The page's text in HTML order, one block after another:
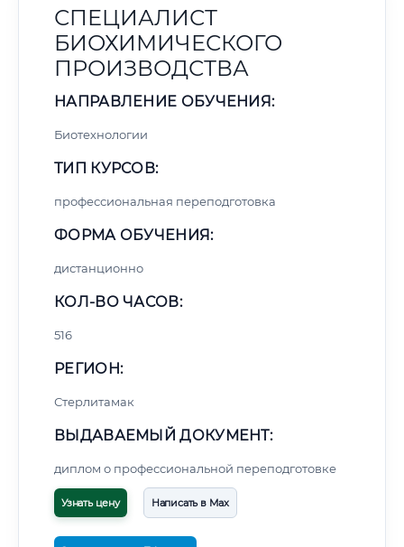
СПЕЦИАЛИСТ
БИОХИМИЧЕСКОГО
ПРОИЗВОДСТВА
НАПРАВЛЕНИЕ ОБУЧЕНИЯ:
Биотехнологии
ТИП КУРСОВ:
профессиональная переподготовка
ФОРМА ОБУЧЕНИЯ:
дистанционно
КОЛ-ВО ЧАСОВ:
516
РЕГИОН:
Стерлитамак
ВЫДАВАЕМЫЙ ДОКУМЕНТ:
диплом о профессиональной переподготовке
Узнать цену Написать в Max